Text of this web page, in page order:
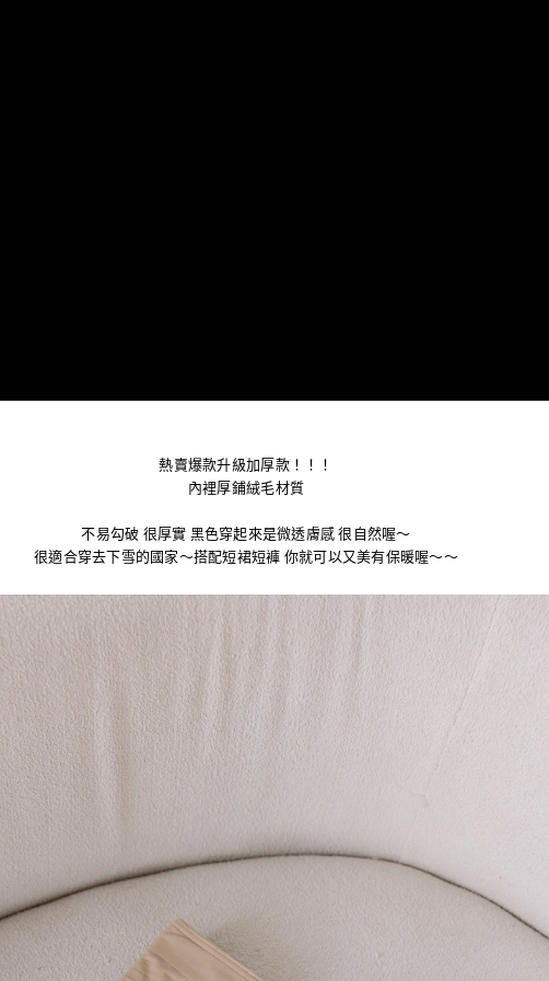
熱賣爆款升級加厚款！！！
內裡厚鋪絨毛材質
不易勾破 很厚實 黑色穿起來是微透膚感 很自然喔～
很適合穿去下雪的國家～搭配短裙短褲 你就可以又美有保暖喔～～